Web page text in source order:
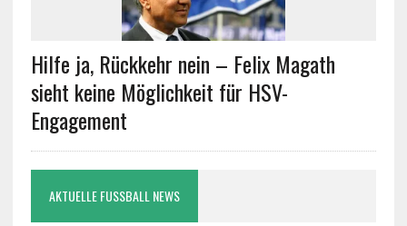
Hilfe ja, Rückkehr nein – Felix Magath
sieht keine Möglichkeit für HSV-
Engagement
AKTUELLE FUSSBALL NEWS